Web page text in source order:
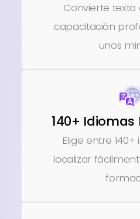
Convierte texto
capacitación
unos
140+
Elige entre
localizar